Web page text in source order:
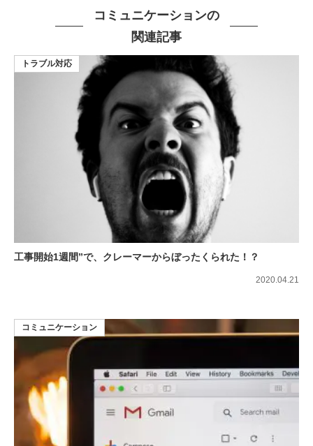
コミュニケーションの
関連記事
工事開始1週間”で、クレーマーからぼったくられた！？
トラブル対応
2020.04.21
コミュニケーション